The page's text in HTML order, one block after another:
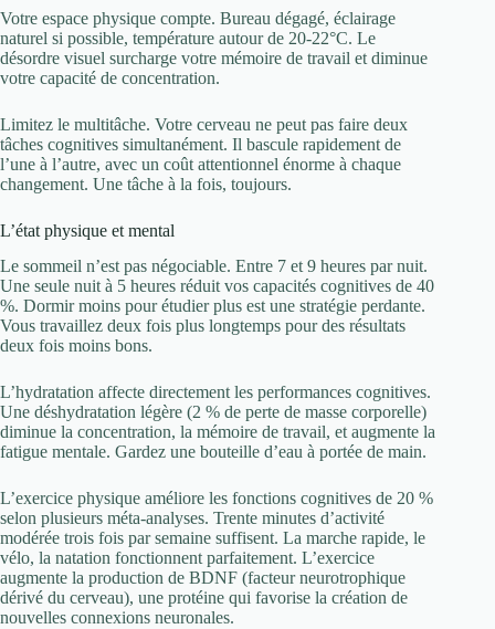
Votre espace physique compte. Bureau dégagé, éclairage
naturel si possible, température autour de 20-22°C. Le
désordre visuel surcharge votre mémoire de travail et diminue
votre capacité de concentration.
Limitez le multitâche. Votre cerveau ne peut pas faire deux
tâches cognitives simultanément. Il bascule rapidement de
l’une à l’autre, avec un coût attentionnel énorme à chaque
changement. Une tâche à la fois, toujours.
L’état physique et mental
Le sommeil n’est pas négociable. Entre 7 et 9 heures par nuit.
Une seule nuit à 5 heures réduit vos capacités cognitives de 40
%. Dormir moins pour étudier plus est une stratégie perdante.
Vous travaillez deux fois plus longtemps pour des résultats
deux fois moins bons.
L’hydratation affecte directement les performances cognitives.
Une déshydratation légère (2 % de perte de masse corporelle)
diminue la concentration, la mémoire de travail, et augmente la
fatigue mentale. Gardez une bouteille d’eau à portée de main.
L’exercice physique améliore les fonctions cognitives de 20 %
selon plusieurs méta-analyses. Trente minutes d’activité
modérée trois fois par semaine suffisent. La marche rapide, le
vélo, la natation fonctionnent parfaitement. L’exercice
augmente la production de BDNF (facteur neurotrophique
dérivé du cerveau), une protéine qui favorise la création de
nouvelles connexions neuronales.